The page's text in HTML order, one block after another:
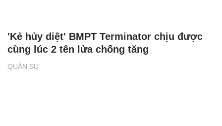
QUÂN SỰ
'Kẻ hủy diệt' BMPT Terminator chịu được
cùng lúc 2 tên lửa chống tăng